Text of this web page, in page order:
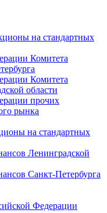
на стандартных
Комитета
Комитета
области
прочих
рынка
на стандартных
Ленинградской
Санкт-Петербурга
Федерации